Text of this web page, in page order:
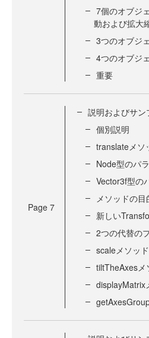
7個のオブジ
動および拡大
3つのオブジ
4つのオブジ
重要
Page 7
説明およびサン
個別説明
translateメソ
Node型のパ
Vector3f型の
メソッドの目
新しい
2つの代替の
scaleメソッド
tiltTheAxesメ
displayMatrix